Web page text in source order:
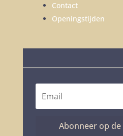
Contact
Openingstijden
Abonneer op